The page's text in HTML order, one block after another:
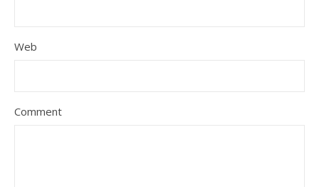
Web
Comment